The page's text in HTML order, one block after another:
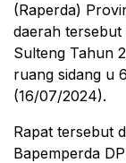
(Raperda)
daerah tersebut
Sulteng Tahun
ruang sidang u
(16/07/2024).
Rapat tersebut
Bapemperda